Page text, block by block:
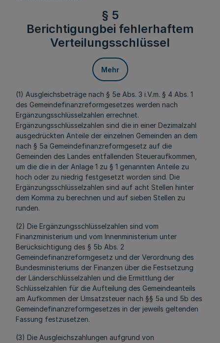
§ 5
Berichtigungbei fehlerhaftem
Verteilungsschlüssel
Mehr
(1) Ausgleichsbeträge nach § 5e Abs. 3 i.V.m. § 4 Abs. 1
des Gemeindefinanzreformgesetzes werden nach
Ergänzungsschlüsselzahlen errechnet.
Ergänzungsschlüsselzahlen sind die in einer Dezimalzahl
ausgedrückten Anteile der einzelnen Gemeinden an dem
nach § 5a Gemeindefinanzreformgesetz auf die
Gemeinden des Landes entfallenden Steueraufkommen,
um die die in der Anlage 1 zu § 1 genannten Anteile zu
hoch oder zu niedrig festgesetzt worden sind. Die
Ergänzungsschlüsselzahlen sind auf acht Stellen hinter
dem Komma zu berechnen und auf sieben Stellen zu
runden.
(2) Die Ergänzungsschlüsselzahlen sind vom
Finanzministerium und vom Innenministerium unter
Berücksichtigung des § 5b Abs. 2
Gemeindefinanzreformgesetz und der Verordnung des
Bundesministeriums der Finanzen über die Festsetzung
der Länderschlüsselzahlen und die Ermittlung der
Schlüsselzahlen für die Aufteilung des Gemeindeanteils
am Aufkommen der Umsatzsteuer nach §§ 5a und 5b des
Gemeindefinanzreformgesetzes in der jeweils geltenden
Fassung festzusetzen.
(3) Die Ausgleichszahlungen aufgrund von